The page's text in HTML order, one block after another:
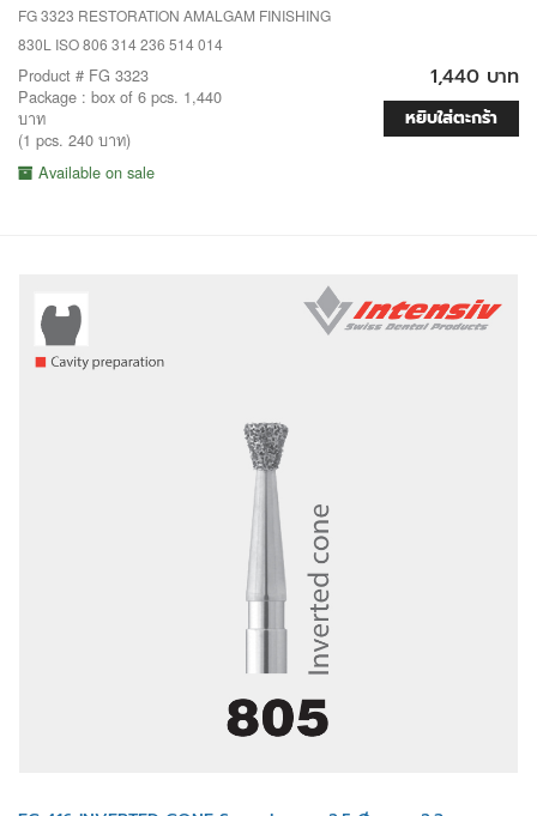
FG 3323 RESTORATION AMALGAM FINISHING
830L ISO 806 314 236 514 014
Product # FG 3323
Package : box of 6 pcs. 1,440
บาท
(1 pcs. 240 บาท)
Available on sale
1,440 บาท
หยิบใส่ตะกร้า